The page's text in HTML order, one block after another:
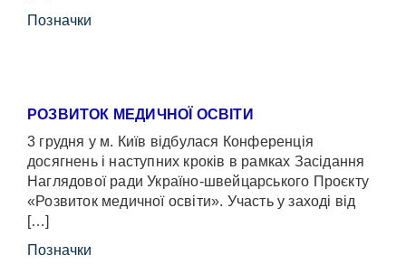
Позначки
РОЗВИТОК МЕДИЧНОЇ ОСВІТИ
3 грудня у м. Київ відбулася Конференція
досягнень і наступних кроків в рамках Засідання
Наглядової ради Україно-швейцарського Проєкту
«Розвиток медичної освіти». Участь у заході від
[…]
Позначки